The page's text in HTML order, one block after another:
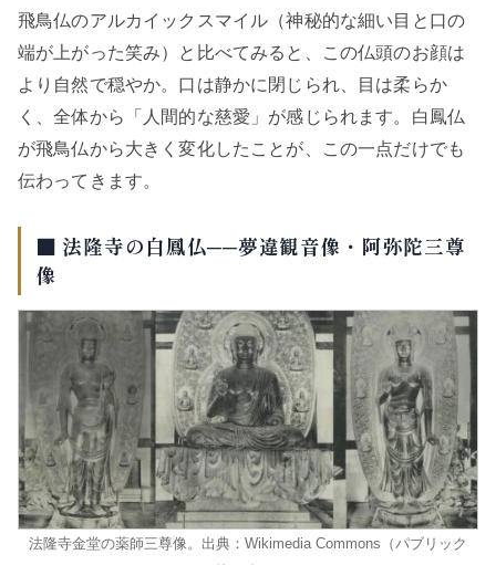
飛鳥仏のアルカイックスマイル（神秘的な細い目と口の
端が上がった笑み）と比べてみると、この仏頭のお顔は
より自然で穏やか。口は静かに閉じられ、目は柔らか
く、全体から「人間的な慈愛」が感じられます。白鳳仏
が飛鳥仏から大きく変化したことが、この一点だけでも
伝わってきます。
■ 法隆寺の白鳳仏──夢違観音像・阿弥陀三尊
像
法隆寺金堂の薬師三尊像。出典：Wikimedia Commons（パブリック